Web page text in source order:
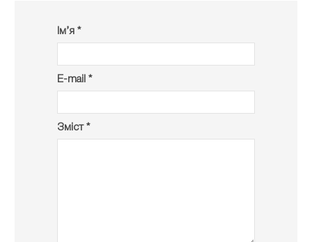
Ім’я *
E-mail *
Зміст *